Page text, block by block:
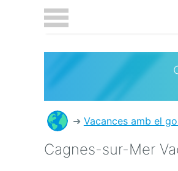
Vacances amb el
Cagnes-sur-Mer